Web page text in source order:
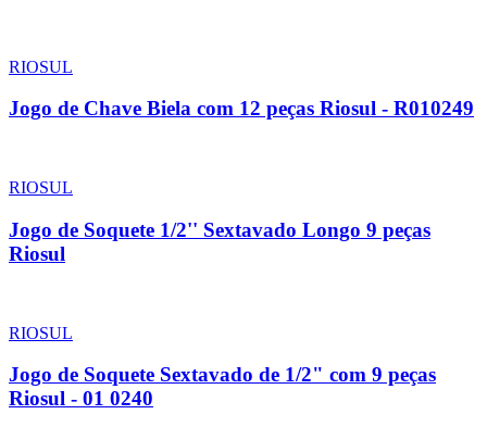
RIOSUL
Jogo de Chave Biela com 12 peças Riosul - R010249
RIOSUL
Jogo de Soquete 1/2'' Sextavado Longo 9 peças
Riosul
RIOSUL
Jogo de Soquete Sextavado de 1/2" com 9 peças
Riosul - 01 0240